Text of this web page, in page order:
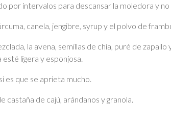
por intervalos para descansar la moledora y no
canela, jengibre, syrup y el polvo de
la avena, semillas de chía, puré de
esté ligera y esponjosa.
es que se aprieta mucho.
castaña de cajú, arándanos y granola.